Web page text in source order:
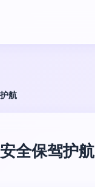
航
全保驾护航